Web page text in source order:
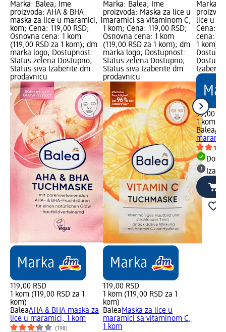
Marka: Balea; Ime
proizvoda: AHA & BHA
maska za lice u maramici, 1
kom; Cena: 119,00 RSD;
Osnovna cena: 1 kom
(119,00 RSD za 1 kom); dm
marka logo; Dostupnost:
Status zelena Dostupno,
Status siva Izaberite dm
prodavnicu
119,00 RSD
1 kom (119,00 RSD za 1
kom)
BaleaAHA & BHA maska za
lice u maramici, 1 kom
(198)
Marka: Balea; Ime
proizvoda: Maska za lice u
maramici sa vitaminom C,
1 kom; Cena: 119,00 RSD;
Osnovna cena: 1 kom
(119,00 RSD za 1 kom); dm
marka logo; Dostupnost:
Status zelena Dostupno,
Status siva Izaberite dm
prodavnicu
119,00 RSD
1 kom (119,00 RSD za 1
kom)
BaleaMaska za lice u
maramici sa vitaminom C,
1 kom
Marka:
lice u
Cena:
cena: 1
1 kom);
99,00
1 kom
Balea